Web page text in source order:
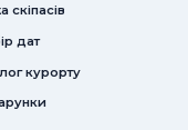
скіпасів
дат
курорту